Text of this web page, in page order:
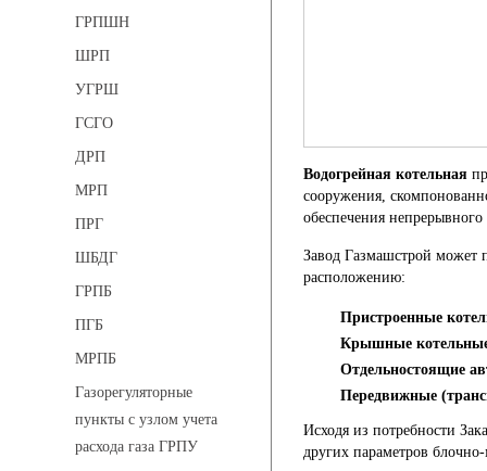
ГРПШН
ШРП
УГРШ
ГСГО
ДРП
МРП
ПРГ
ШБДГ
ГРПБ
ПГБ
МРПБ
Газорегуляторные
пункты с узлом учета
расхода газа ГРПУ
Водогрейная котельная
сооружения,
обеспечения
Завод Газмашстрой может
расположению:
Пристроенные
Крышные
Отдельностоящие
Передвижные
Исходя из потребности
других параметров